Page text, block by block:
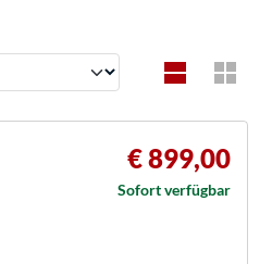
€ 899,00
Sofort verfügbar